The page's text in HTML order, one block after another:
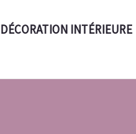
DÉCORATION INTÉRIEURE